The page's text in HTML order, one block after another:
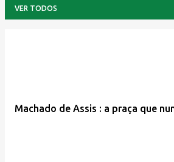
VER TODOS
Machado de Assis : a praça que